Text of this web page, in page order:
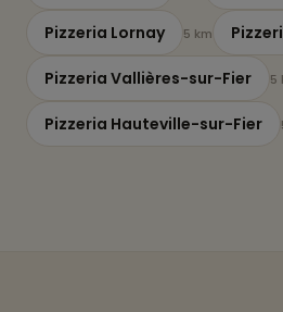
Pizzeria Lornay 5 km
Pizzeria Vallières-sur-Fier 5
Pizzeria Hauteville-sur-Fier